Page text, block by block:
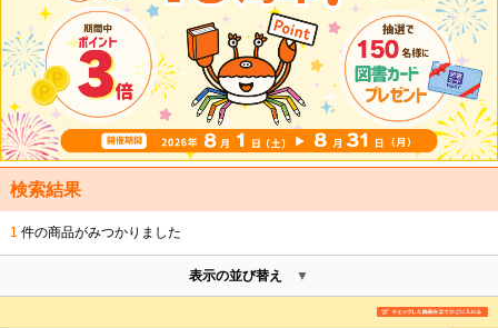
検索結果
1 件の商品がみつかりました
表示の並び替え